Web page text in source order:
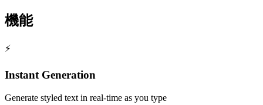
機能
⚡
Instant Generation
Generate styled text in real-time as you type